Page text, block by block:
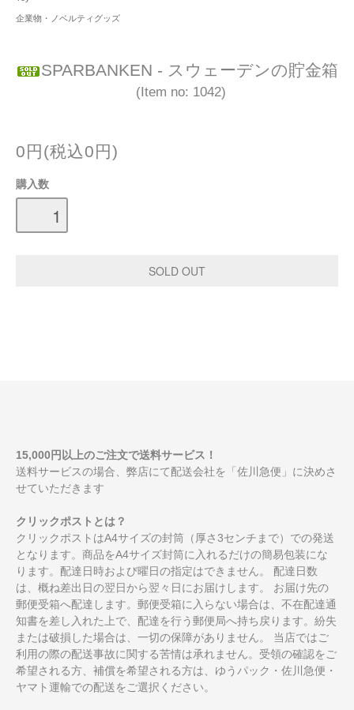
企業物・ノベルティグッズ
SPARBANKEN - スウェーデンの貯金箱
(Item no: 1042)
0円(税込0円)
購入数
15,000円以上のご注文で送料サービス！
送料サービスの場合、弊店にて配送会社を「佐川急便」に決めさ
せていただきます
クリックポストとは？
クリックポストはA4サイズの封筒（厚さ3センチまで）での発送
となります。商品をA4サイズ封筒に入れるだけの簡易包装にな
ります。配達日時および曜日の指定はできません。 配達日数
は、概ね差出日の翌日から翌々日にお届けします。 お届け先の
郵便受箱へ配達します。郵便受箱に入らない場合は、不在配達通
知書を差し入れた上で、配達を行う郵便局へ持ち戻ります。紛失
または破損した場合は、一切の保障がありません。 当店ではご
利用の際の配送事故に関する苦情は承れません。受領の確認をご
希望される方、補償を希望される方は、ゆうパック・佐川急便・
ヤマト運輸での配送をご選択ください。